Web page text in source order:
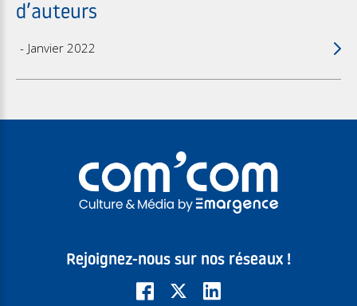
d’auteurs
Janvier 2022
Rejoignez-nous sur nos réseaux !